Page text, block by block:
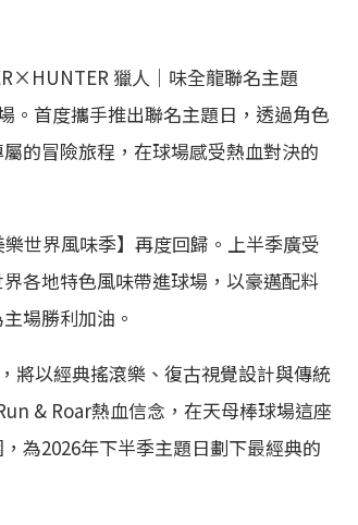
獵人｜味全龍聯名主題
。首度攜手推出聯名主題日，透過角色
的冒險旅程，在球場感受熱血對決的
世界風味季】再度回歸。上半季廣受
各地特色風味帶進球場，以豪邁配料
場勝利加油。
將以經典搖滾樂、復古視覺設計與傳統
& Roar熱血信念，在天母棒球場這座
為2026年下半季主題日劃下最經典的